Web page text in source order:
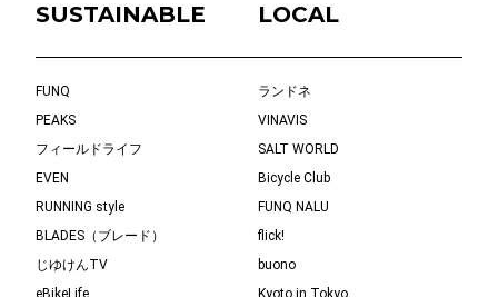
SUSTAINABLE
LOCAL
FUNQ
ランドネ
PEAKS
VINAVIS
フィールドライフ
SALT WORLD
EVEN
Bicycle Club
RUNNING style
FUNQ NALU
BLADES（ブレード）
flick!
じゆけんTV
buono
eBikeLife
Kyoto in Tokyo